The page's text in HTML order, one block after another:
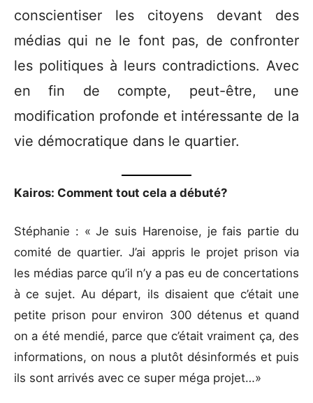
conscientiser les citoyens devant des
médias qui ne le font pas, de confronter
les politiques à leurs contradictions. Avec
en fin de compte, peut-être, une
modification profonde et intéressante de la
vie démocratique dans le quartier.
Kairos: Comment tout cela a débuté?
Stéphanie : « Je suis Harenoise, je fais partie du
comité de quartier. J’ai appris le projet prison via
les médias parce qu’il n’y a pas eu de concertations
à ce sujet. Au départ, ils disaient que c’était une
petite prison pour environ 300 détenus et quand
on a été mendié, parce que c’était vraiment ça, des
informations, on nous a plutôt désinformés et puis
ils sont arrivés avec ce super méga projet…»